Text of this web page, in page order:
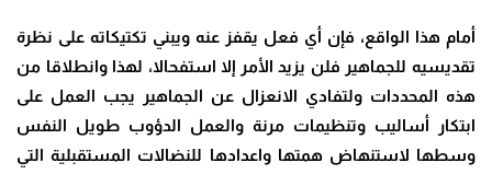
أمام هذا الواقع، فإن أي فعل يقفز عنه ويبني تكتيكاته على نظرة
تقديسيه للجماهير فلن يزيد الأمر إلا استفحالا، لهذا وانطلاقا من
هذه المحددات ولتفادي الانعزال عن الجماهير يجب العمل على
ابتكار أساليب وتنظيمات مرنة والعمل الدؤوب طويل النفس
وسطها لاستنهاض همتها واعدادها للنضالات المستقبلية التي